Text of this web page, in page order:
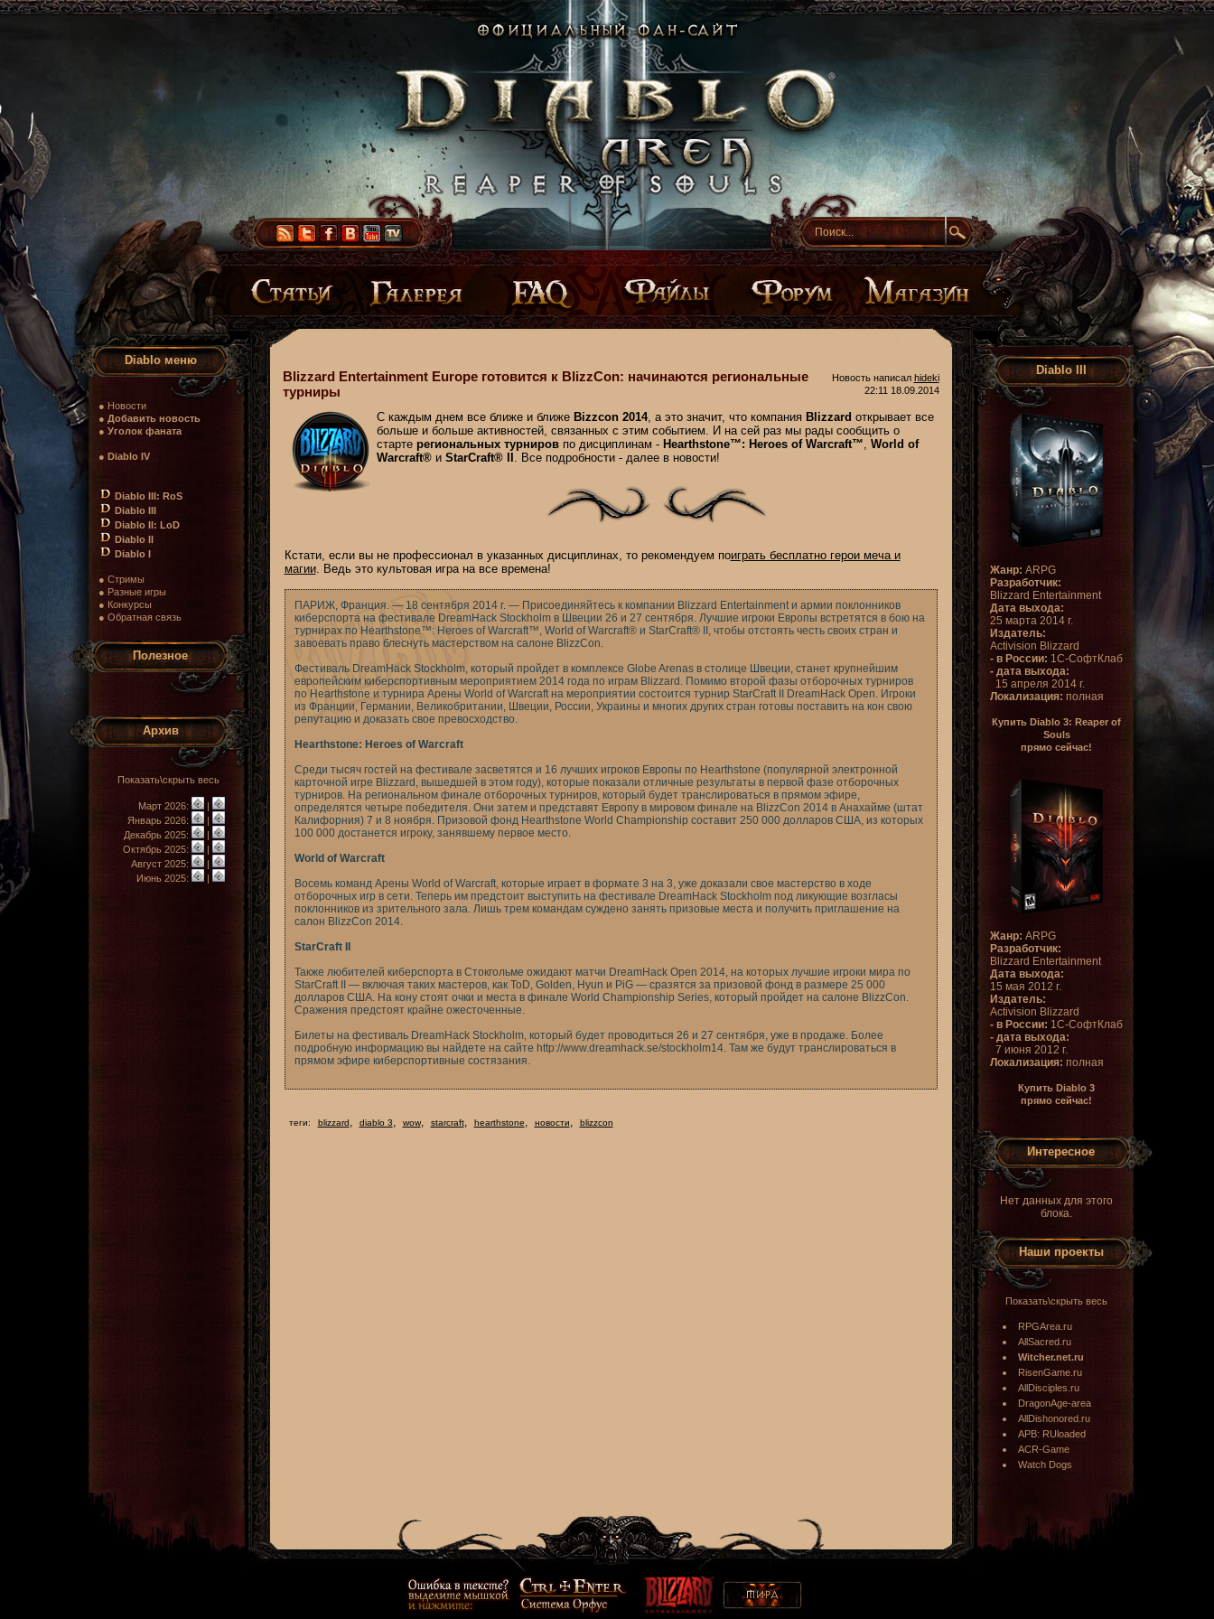
Diablo меню
● Новости
● Добавить новость
● Уголок фаната
● Diablo IV
Diablo III: RoS
Diablo III
Diablo II: LoD
Diablo II
Diablo I
● Стримы
● Разные игры
● Конкурсы
● Обратная связь
Полезное
Архив
Показать\скрыть весь
Март 2026:
|
Январь 2026:
|
Декабрь 2025:
|
Октябрь 2025:
|
Август 2025:
|
Июнь 2025:
|
Blizzard Entertainment Europe готовится к BlizzCon: начинаются региональные
турниры
Новость написал hideki
22:11 18.09.2014
С каждым днем все ближе и ближе Bizzcon 2014, а это значит, что компания Blizzard открывает все
больше и больше активностей, связанных с этим событием. И на сей раз мы рады сообщить о
старте региональных турнировпо дисциплинам - Hearthstone™: Heroes of Warcraft™, World of
Warcraft®и StarCraft® II . Все подробности - далее в новости!
Кстати, если вы не профессионал в указанных дисциплинах, то рекомендуем поиграть бесплатно герои меча и
магии. Ведь это культовая игра на все времена!
ПАРИЖ, Франция. — 18 сентября 2014 г. — Присоединяйтесь к компании Blizzard Entertainment и армии поклонников
киберспорта на фестивале DreamHack Stockholm в Швеции 26 и 27 сентября. Лучшие игроки Европы встретятся в бою на
турнирах по Hearthstone™: Heroes of Warcraft™, World of Warcraft® и StarCraft® II, чтобы отстоять честь своих стран и
завоевать право блеснуть мастерством на салоне BlizzCon.
Фестиваль DreamHack Stockholm, который пройдет в комплексе Globe Arenas в столице Швеции, станет крупнейшим
европейским киберспортивным мероприятием 2014 года по играм Blizzard. Помимо второй фазы отборочных турниров
по Hearthstone и турнира Арены World of Warcraft на мероприятии состоится турнир StarCraft II DreamHack Open. Игроки
из Франции, Германии, Великобритании, Швеции, России, Украины и многих других стран готовы поставить на кон свою
репутацию и доказать свое превосходство.
Hearthstone: Heroes of Warcraft
Среди тысяч гостей на фестивале засветятся и 16 лучших игроков Европы по Hearthstone (популярной электронной
карточной игре Blizzard, вышедшей в этом году), которые показали отличные результаты в первой фазе отборочных
турниров. На региональном финале отборочных турниров, который будет транслироваться в прямом эфире,
определятся четыре победителя. Они затем и представят Европу в мировом финале на BlizzCon 2014 в Анахайме (штат
Калифорния) 7 и 8 ноября. Призовой фонд Hearthstone World Championship составит 250 000 долларов США, из которых
100 000 достанется игроку, занявшему первое место.
World of Warcraft
Восемь команд Арены World of Warcraft, которые играет в формате 3 на 3, уже доказали свое мастерство в ходе
отборочных игр в сети. Теперь им предстоит выступить на фестивале DreamHack Stockholm под ликующие возгласы
поклонников из зрительного зала. Лишь трем командам суждено занять призовые места и получить приглашение на
салон BlizzCon 2014.
StarCraft II
Также любителей киберспорта в Стокгольме ожидают матчи DreamHack Open 2014, на которых лучшие игроки мира по
StarCraft II — включая таких мастеров, как ToD, Golden, Hyun и PiG — сразятся за призовой фонд в размере 25 000
долларов США. На кону стоят очки и места в финале World Championship Series, который пройдет на салоне BlizzCon.
Сражения предстоят крайне ожесточенные.
Билеты на фестиваль DreamHack Stockholm, который будет проводиться 26 и 27 сентября, уже в продаже. Более
подробную информацию вы найдете на сайте http://www.dreamhack.se/stockholm14. Там же будут транслироваться в
прямом эфире киберспортивные состязания.
теги: blizzard, diablo 3, wow, starcraft, hearthstone, новости, blizzcon
Diablo III
Жанр: ARPG
Разработчик:
Blizzard Entertainment
Дата выхода:
25 марта 2014 г.
Издатель:
Activision Blizzard
- в России: 1С-СофтКлаб
- дата выхода:
15 апреля 2014 г.
Локализация: полная
Купить Diablo 3: Reaper of
Souls
прямо сейчас!
Жанр: ARPG
Разработчик:
Blizzard Entertainment
Дата выхода:
15 мая 2012 г.
Издатель:
Activision Blizzard
- в России: 1С-СофтКлаб
- дата выхода:
7 июня 2012 г.
Локализация: полная
Купить Diablo 3
прямо сейчас!
Интересное
Нет данных для этого
блока.
Наши проекты
Показать\скрыть весь
RPGArea.ru
AllSacred.ru
Witcher.net.ru
RisenGame.ru
AllDisciples.ru
DragonAge-area
AllDishonored.ru
APB: RUloaded
ACR-Game
Watch Dogs